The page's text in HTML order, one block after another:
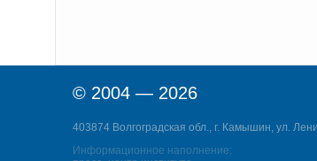
© 2004 — 2026
403874 Волгоградская обл., г. Камышин, ул.
Информационное наполнение: